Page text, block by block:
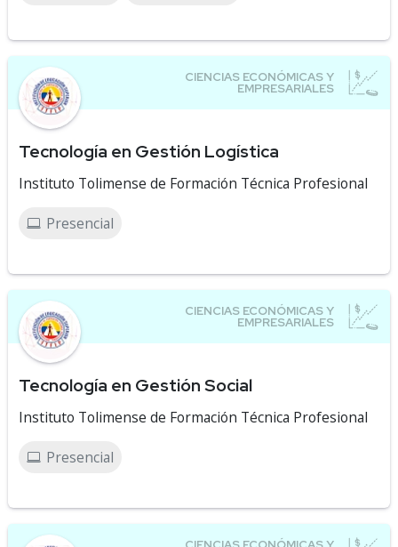
Tecnología en Gestión Logística
Instituto Tolimense de Formación Técnica Profesional
Presencial
Tecnología en Gestión Social
Instituto Tolimense de Formación Técnica Profesional
Presencial